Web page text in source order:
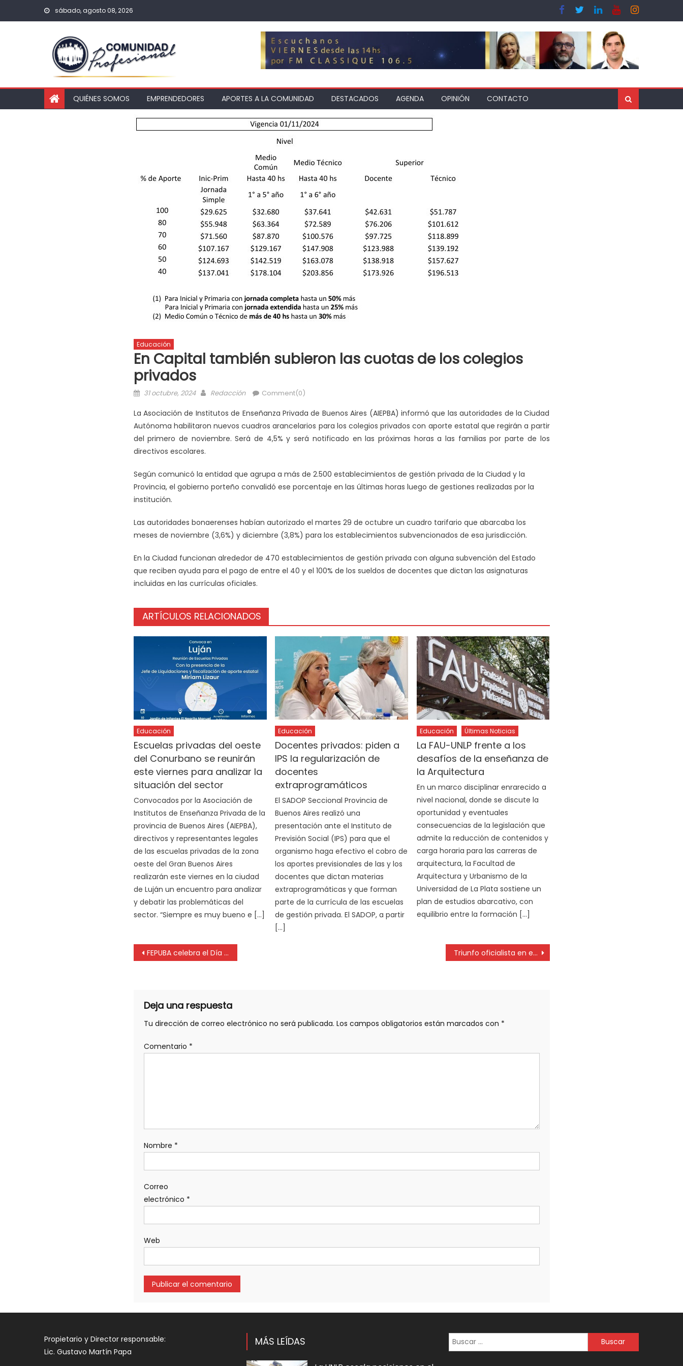
sábado, agosto 08, 2026
QUIÉNES SOMOS EMPRENDEDORES APORTES A LA COMUNIDAD DESTACADOS AGENDA OPINIÓN CONTACTO
Educación
En Capital también subieron las cuotas de los colegios
privados
31 octubre, 2024 Redacción Comment(0)
La Asociación de Institutos de Enseñanza Privada de Buenos Aires (AIEPBA) informó que las autoridades de la Ciudad
Autónoma habilitaron nuevos cuadros arancelarios para los colegios privados con aporte estatal que regirán a partir
del primero de noviembre. Será de 4,5% y será notificado en las próximas horas a las familias por parte de los
directivos escolares.
Según comunicó la entidad que agrupa a más de 2.500 establecimientos de gestión privada de la Ciudad y la
Provincia, el gobierno porteño convalidó ese porcentaje en las últimas horas luego de gestiones realizadas por la
institución.
Las autoridades bonaerenses habían autorizado el martes 29 de octubre un cuadro tarifario que abarcaba los
meses de noviembre (3,6%) y diciembre (3,8%) para los establecimientos subvencionados de esa jurisdicción.
En la Ciudad funcionan alrededor de 470 establecimientos de gestión privada con alguna subvención del Estado
que reciben ayuda para el pago de entre el 40 y el 100% de los sueldos de docentes que dictan las asignaturas
incluidas en las currículas oficiales.
ARTÍCULOS RELACIONADOS
Educación
Escuelas privadas del oeste
del Conurbano se reunirán
este viernes para analizar la
situación del sector
Convocados por la Asociación de
Institutos de Enseñanza Privada de la
provincia de Buenos Aires (AIEPBA),
directivos y representantes legales
de las escuelas privadas de la zona
oeste del Gran Buenos Aires
realizarán este viernes en la ciudad
de Luján un encuentro para analizar
y debatir las problemáticas del
sector. “Siempre es muy bueno e […]
Educación
Docentes privados: piden a
IPS la regularización de
docentes
extraprogramáticos
El SADOP Seccional Provincia de
Buenos Aires realizó una
presentación ante el Instituto de
Previsión Social (IPS) para que el
organismo haga efectivo el cobro de
los aportes previsionales de las y los
docentes que dictan materias
extraprogramáticas y que forman
parte de la currícula de las escuelas
de gestión privada. El SADOP, a partir
[…]
Educación Últimas Noticias
La FAU-UNLP frente a los
desafíos de la enseñanza de
la Arquitectura
En un marco disciplinar enrarecido a
nivel nacional, donde se discute la
oportunidad y eventuales
consecuencias de la legislación que
admite la reducción de contenidos y
carga horaria para las carreras de
arquitectura, la Facultad de
Arquitectura y Urbanismo de la
Universidad de La Plata sostiene un
plan de estudios abarcativo, con
equilibrio entre la formación […]
FEPUBA celebra el Día del Profesional Universitario Triunfo oficialista en el distrivo V del Colegio de Ingenieros
Deja una respuesta
Tu dirección de correo electrónico no será publicada. Los campos obligatorios están marcados con *
Comentario *
Nombre *
Correo
electrónico *
Web
Propietario y Director responsable:
Lic. Gustavo Martín Papa
MÁS LEÍDAS